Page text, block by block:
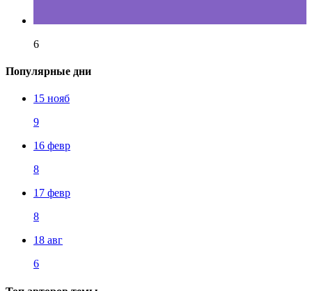
6
Популярные дни
15 нояб
9
16 февр
8
17 февр
8
18 авг
6